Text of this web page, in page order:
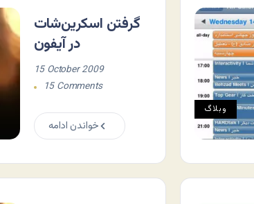
گرفتن اسکرین‌شات
در آیفون
15 October 2009
15 Comments
خواندن ادامه
وبلاگ